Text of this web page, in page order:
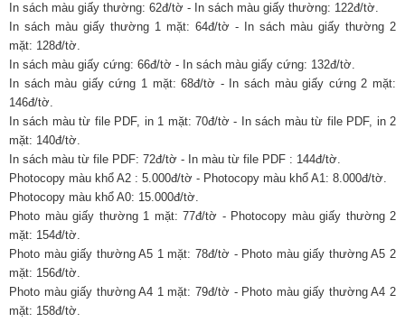
In sách màu giấy thường: 62đ/tờ - In sách màu giấy thường: 122đ/tờ.
In sách màu giấy thường 1 mặt: 64đ/tờ - In sách màu giấy thường 2
mặt: 128đ/tờ.
In sách màu giấy cứng: 66đ/tờ - In sách màu giấy cứng: 132đ/tờ.
In sách màu giấy cứng 1 mặt: 68đ/tờ - In sách màu giấy cứng 2 mặt:
146đ/tờ.
In sách màu từ file PDF, in 1 mặt: 70đ/tờ - In sách màu từ file PDF, in 2
mặt: 140đ/tờ.
In sách màu từ file PDF: 72đ/tờ - In màu từ file PDF : 144đ/tờ.
Photocopy màu khổ A2 : 5.000đ/tờ - Photocopy màu khổ A1: 8.000đ/tờ.
Photocopy màu khổ A0: 15.000đ/tờ.
Photo màu giấy thường 1 mặt: 77đ/tờ - Photocopy màu giấy thường 2
mặt: 154đ/tờ.
Photo màu giấy thường A5 1 mặt: 78đ/tờ - Photo màu giấy thường A5 2
mặt: 156đ/tờ.
Photo màu giấy thường A4 1 mặt: 79đ/tờ - Photo màu giấy thường A4 2
mặt: 158đ/tờ.